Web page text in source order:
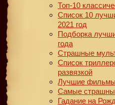
Топ-10
Список 10
2021 год
Подборка
года
Страшные
Список
развязкой
Лучшие
Самые
Гадание на